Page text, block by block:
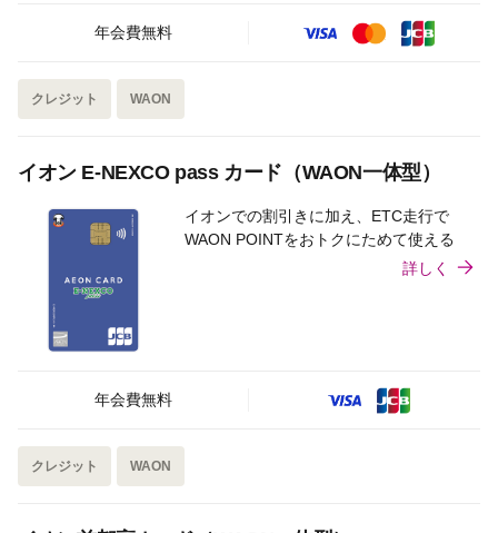
年会費無料
クレジット WAON
イオン E-NEXCO pass カード（WAON一体型）
イオンでの割引きに加え、ETC走行で
WAON POINTをおトクにためて使える
詳しく
年会費無料
クレジット WAON